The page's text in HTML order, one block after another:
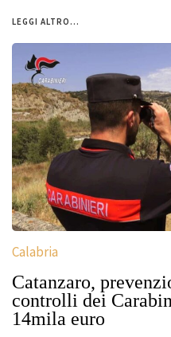
LEGGI ALTRO...
Calabria
Catanzaro,
controlli dei
14mila euro